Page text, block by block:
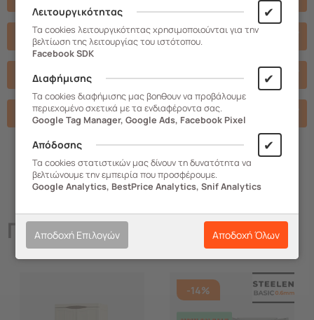
Χαρακτηριστικά
Βίντεο
Σχετικά Αρχεία
ΠαρόμοιαΠροϊόντα
-14%
Λειτουργικότητας ✔
Τα cookies λειτουργικότητας χρησιμοποιούνται για την
βελτίωση της λειτουργίας του ιστότοπου.
Facebook SDK
Διαφήμισης ✔
Τα cookies διαφήμισης μας βοηθουν να προβάλουμε
περιεχομένο σχετικά με τα ενδιαφέροντα σας.
Google Tag Manager, Google Ads, Facebook Pixel
Απόδοσης ✔
Τα cookies στατιστικών μας δίνουν τη δυνατότητα να
βελτιώνουμε την εμπειρία που προσφέρουμε.
Google Analytics, BestPrice Analytics, Snif Analytics
Αποδοχή Επιλογών Αποδοχή Όλων